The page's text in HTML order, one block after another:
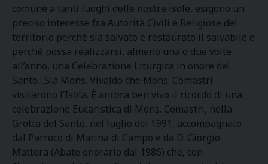
comune a tanti luoghi delle nostre isole, esigono un
preciso interesse fra Autorità Civili e Religiose del
territorio perchè sia salvato e restaurato il salvabile e
perchè possa realizzarsi, almeno una o due volte
all’anno, una Celebrazione Liturgica in onore del
Santo…Sia Mons. Vivaldo che Mons. Comastri
visitarono l’Isola. È ancora ben vivo il ricordo di una
celebrazione Eucaristica di Mons. Comastri, nella
Grotta del Santo, nel luglio del 1991, accompagnato
dal Parroco di Marina di Campo e da D. Giorgio
Mattera (Abate onorario dal 1986) che, con